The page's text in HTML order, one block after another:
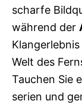
scharfe
während der
Welt des
Tauchen Sie
serien und